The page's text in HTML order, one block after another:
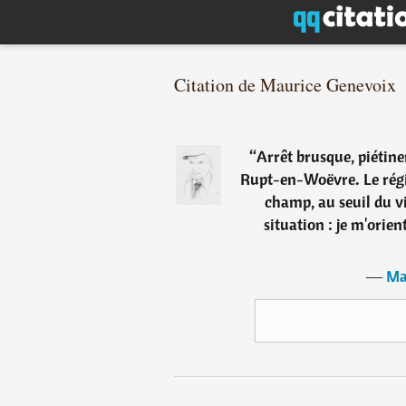
Citation de Maurice Genevoix
“Arrêt brusque,
Rupt-en-Woëvre. Le
champ, au seuil du
situation : je
―